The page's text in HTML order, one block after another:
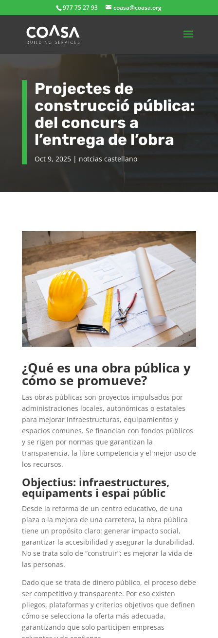
977 75 27 93 coasa@coasa.org
Projectes de
construcció pública:
del concurs a
l’entrega de l’obra
Oct 9, 2025| notcias castellano
¿Qué es una obra pública y
cómo se promueve?
Las obras públicas son proyectos impulsados por
administraciones locales, autonómicas o estatales
para mejorar infraestructuras, equipamientos y
espacios comunes. Se financian con fondos públicos
y se rigen por normas que garantizan la
transparencia, la libre competencia y el mejor uso de
los recursos.
Objectius: infraestructures,
equipaments i espai públic
Desde la reforma de un centro educativo, de una
plaza o la mejora de una carretera, la obra pública
tiene un propósito claro: generar impacto social,
garantizar la accesibilidad y asegurar la durabilidad.
No se trata solo de “construir”; es mejorar la vida de
las personas.
Dado que se trata de dinero público, el proceso debe
ser competitivo y transparente. Por eso existen
pliegos, plataformas y criterios objetivos que definen
cómo se selecciona la oferta más adecuada,
garantizando que solo participen empresas